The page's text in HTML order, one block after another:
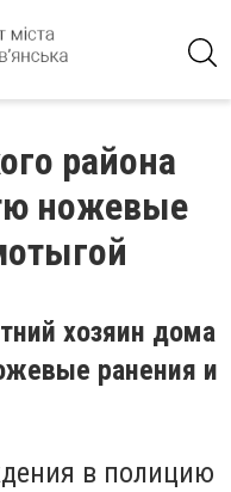
района
ножевые
хозяин дома
ранения и
в полицию